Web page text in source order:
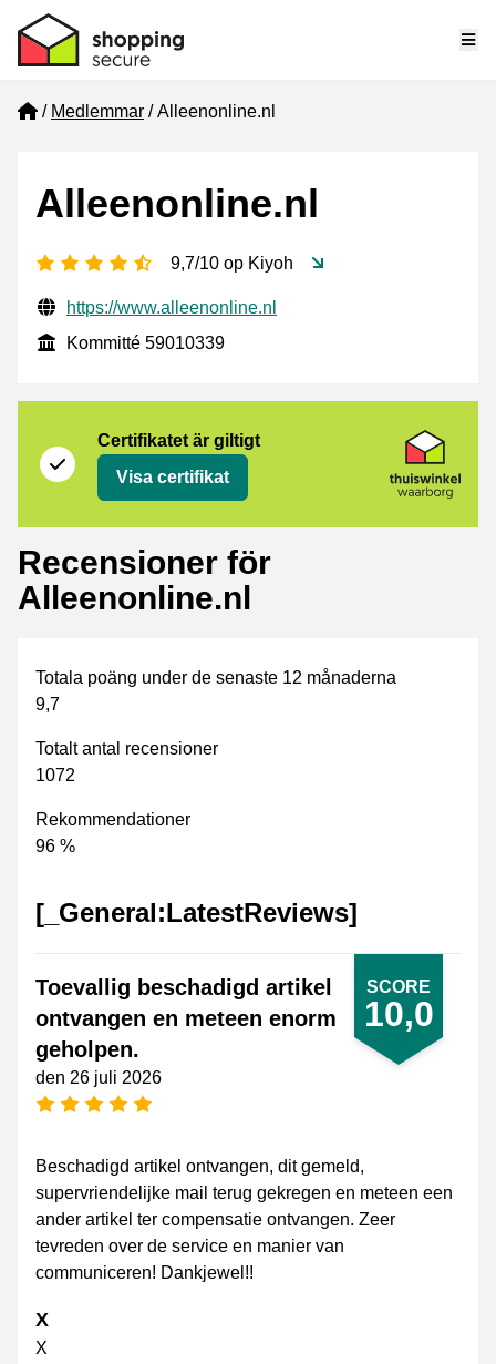
Home
Medlemmar Alleenonline.nl
Alleenonline.nl
[_General:NumberOfStarsPluralFormat]
9,7/10 op Kiyoh
Verifierade kontaktuppgifter
Website URL
https://www.alleenonline.nl
Kommitté
Kommitté 59010339
Certifikatet är giltigt
Visa certifikat
Recensioner för
Alleenonline.nl
Totala poäng under de senaste 12 månaderna
9,7
Totalt antal recensioner
1072
Rekommendationer
96 %
[_General:LatestReviews]
SCORE
10,0
Toevallig beschadigd artikel
ontvangen en meteen enorm
geholpen.
den 26 juli 2026
[_General:NumberOfStarsPluralFormat]
Beschadigd artikel ontvangen, dit gemeld,
supervriendelijke mail terug gekregen en meteen een
ander artikel ter compensatie ontvangen. Zeer
tevreden over de service en manier van
communiceren! Dankjewel!!
X
X